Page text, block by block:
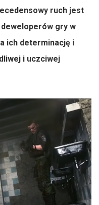
ruch jest
gry w
ich determinację i
i uczciwej